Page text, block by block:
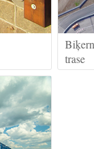
trase